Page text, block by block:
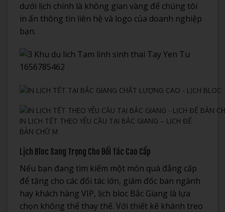
dưới lịch chính là không gian vàng để chúng tôi
in ấn thông tin liên hệ và logo của doanh nghiệp
bạn.
IN LỊCH TẾT THEO YÊU CẦU TẠI BẮC GIANG – LỊCH ĐỂ
BÀN CHỮ M
Lịch Bloc Sang Trọng Cho Đối Tác Cao Cấp
Nếu bạn đang tìm kiếm một món quà đẳng cấp
để tặng cho các đối tác lớn, giám đốc ban ngành
hay khách hàng VIP, lịch bloc Bắc Giang là lựa
chọn không thể thay thế. Với thiết kế khánh treo